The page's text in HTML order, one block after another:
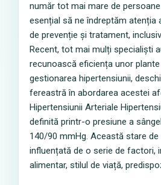
număr tot mai mare de
esențial să ne îndreptăm atenția
de prevenție și tratament,
Recent, tot mai mulți specialiști
recunoască eficiența unor
gestionarea hipertensiunii,
fereastră în abordarea acestei
Hipertensiunii Arteriale
definită printr-o presiune a
140/90 mmHg. Această stare
influențată de o serie de factori,
alimentar, stilul de viață,